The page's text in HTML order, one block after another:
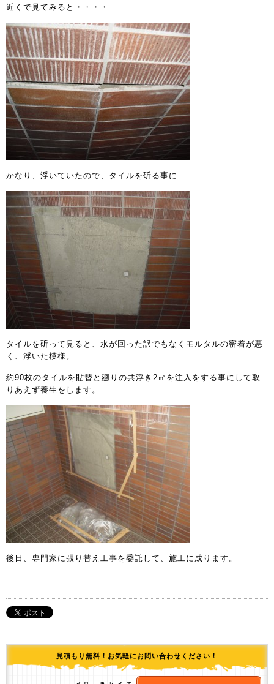
近くで見てみると・・・・
かなり、浮いていたので、タイルを斫る事に
タイルを斫って見ると、水が回った訳でもなくモルタルの密着が悪
く、浮いた模様。
約90枚のタイルを貼替と廻りの共浮き2㎡を注入をする事にして取
りあえず養生をします。
後日、専門家に張り替え工事を委託して、施工に成ります。
見積もり無料！お気軽にお問い合わせください！